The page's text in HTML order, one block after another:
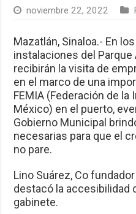
noviembre 22, 2022
Mazatlán, Sinaloa.- En
instalaciones del
recibirán la visita de
en el marco de una
FEMIA (Federación de
México) en el puerto,
Gobierno Municipal
necesarias para que el
no pare.
Lino Suárez, Co
destacó la accesibilidad
gabinete.